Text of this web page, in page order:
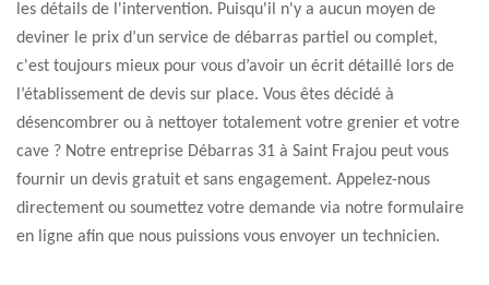
les détails de l'intervention. Puisqu'il n'y a aucun moyen de
deviner le prix d’un service de débarras partiel ou complet,
c'est toujours mieux pour vous d’avoir un écrit détaillé lors de
l’établissement de devis sur place. Vous êtes décidé à
désencombrer ou à nettoyer totalement votre grenier et votre
cave ? Notre entreprise Débarras 31 à Saint Frajou peut vous
fournir un devis gratuit et sans engagement. Appelez-nous
directement ou soumettez votre demande via notre formulaire
en ligne afin que nous puissions vous envoyer un technicien.